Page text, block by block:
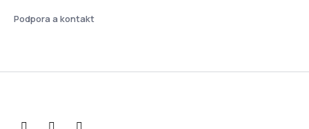
Podpora a kontakt